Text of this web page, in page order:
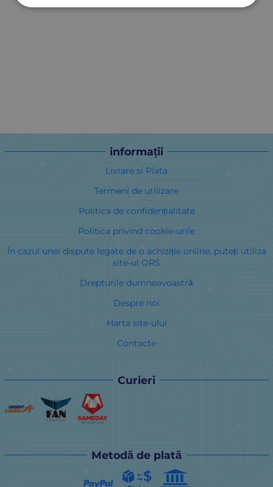
informații
Livrare si Plata
Termeni de utilizare
Politica de confidențialitate
Politica privind cookie-urile
În cazul unei dispute legate de o achiziție online, puteți utiliza
site-ul ORS
Drepturile dumneavoastră
Despre noi
Harta site-ului
Contacte
Curieri
Metodă de plată